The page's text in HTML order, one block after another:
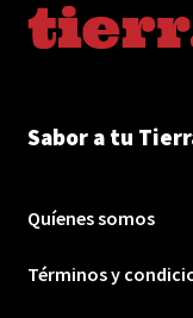
Sabor a tu
Quíenes somos
Términos y